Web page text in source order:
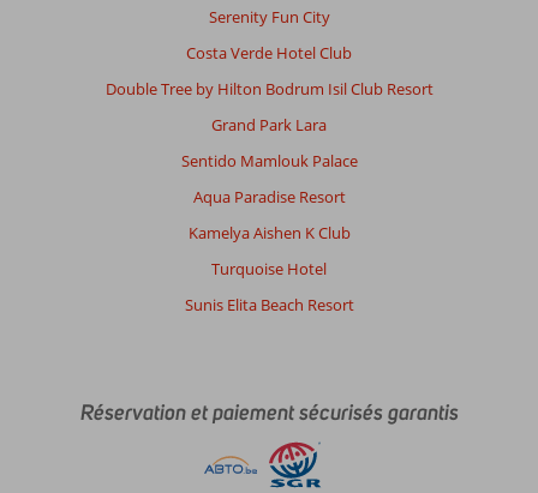
Serenity Fun City
Costa Verde Hotel Club
Double Tree by Hilton Bodrum Isil Club Resort
Grand Park Lara
Sentido Mamlouk Palace
Aqua Paradise Resort
Kamelya Aishen K Club
Turquoise Hotel
Sunis Elita Beach Resort
Réservation et paiement sécurisés garantis